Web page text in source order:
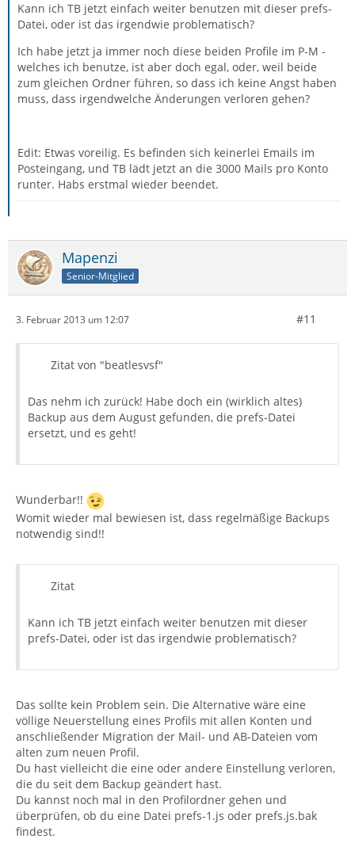
Kann ich TB jetzt einfach weiter benutzen mit dieser prefs-
Datei, oder ist das irgendwie problematisch?
Ich habe jetzt ja immer noch diese beiden Profile im P-M -
welches ich benutze, ist aber doch egal, oder, weil beide
zum gleichen Ordner führen, so dass ich keine Angst haben
muss, dass irgendwelche Änderungen verloren gehen?
Edit: Etwas voreilig. Es befinden sich keinerlei Emails im
Posteingang, und TB lädt jetzt an die 3000 Mails pro Konto
runter. Habs erstmal wieder beendet.
Mapenzi
Senior-Mitglied
3. Februar 2013 um 12:07 #11
Zitat von "beatlesvsf"
Das nehm ich zurück! Habe doch ein (wirklich altes)
Backup aus dem August gefunden, die prefs-Datei
ersetzt, und es geht!
Wunderbar!!
Womit wieder mal bewiesen ist, dass regelmäßige Backups
notwendig sind!!
Zitat
Kann ich TB jetzt einfach weiter benutzen mit dieser
prefs-Datei, oder ist das irgendwie problematisch?
Das sollte kein Problem sein. Die Alternative wäre eine
völlige Neuerstellung eines Profils mit allen Konten und
anschließender Migration der Mail- und AB-Dateien vom
alten zum neuen Profil.
Du hast vielleicht die eine oder andere Einstellung verloren,
die du seit dem Backup geändert hast.
Du kannst noch mal in den Profilordner gehen und
überprüfen, ob du eine Datei prefs-1.js oder prefs.js.bak
findest.